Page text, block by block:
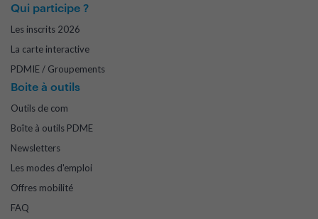
Qui participe ?
Les inscrits 2026
La carte interactive
PDMIE / Groupements
Boite à outils
Outils de com
Boîte à outils PDME
Newsletters
Les modes d'emploi
Offres mobilité
FAQ